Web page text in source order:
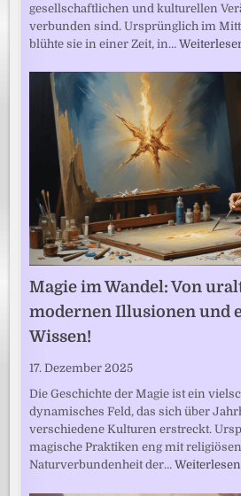
gesellschaftlichen und kulturellen
verbunden sind. Ursprünglich im
blühte sie in einer Zeit, in…
Magie im Wandel: Von
modernen Illusionen und
Wissen!
17. Dezember 2025
Die Geschichte der Magie ist ein
dynamisches Feld, das sich über
verschiedene Kulturen erstreckt.
magische Praktiken eng mit
Naturverbundenheit der…